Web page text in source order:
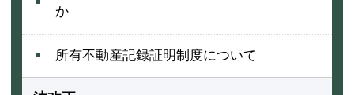
か
所有不動産記録証明制度について